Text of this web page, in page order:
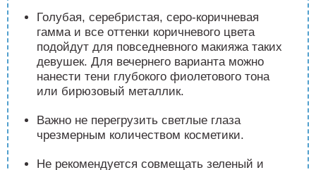
Голубая, серебристая, серо-коричневая
гамма и все оттенки коричневого цвета
подойдут для повседневного макияжа таких
девушек. Для вечернего варианта можно
нанести тени глубокого фиолетового тона
или бирюзовый металлик.
Важно не перегрузить светлые глаза
чрезмерным количеством косметики.
Не рекомендуется совмещать зеленый и